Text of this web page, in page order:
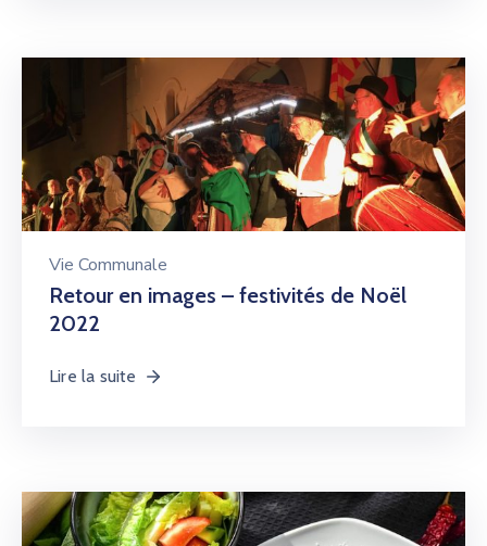
Vie Communale
Retour en images – festivités de Noël
2022
Lire la suite